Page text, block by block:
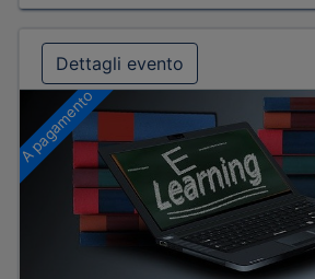
Dettagli evento
A pagamento